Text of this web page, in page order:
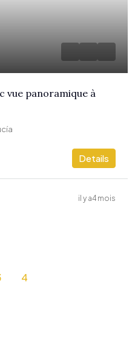
vue panoramique à
Details
il y a4 mois
4